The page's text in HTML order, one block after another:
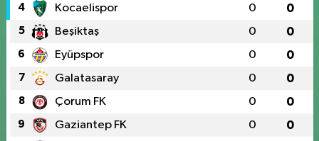
4 Kocaelispor 0 0
5 Beşiktaş 0 0
6 Eyüpspor 0 0
7 Galatasaray 0 0
8 Çorum FK 0 0
9 Gaziantep FK 0 0